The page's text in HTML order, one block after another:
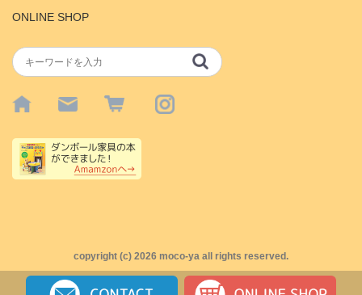
ONLINE SHOP
copyright (c) 2026 moco-ya all rights reserved.